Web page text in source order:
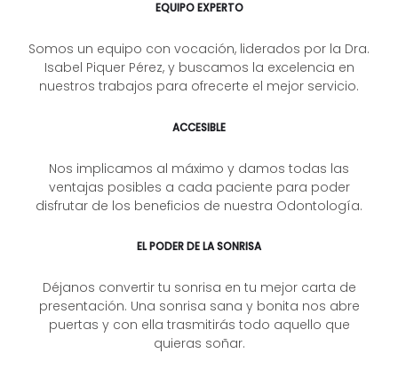
EQUIPO EXPERTO
Somos un equipo con vocación, liderados por la Dra.
Isabel Piquer Pérez, y buscamos la excelencia en
nuestros trabajos para ofrecerte el mejor servicio.
ACCESIBLE
Nos implicamos al máximo y damos todas las
ventajas posibles a cada paciente para poder
disfrutar de los beneficios de nuestra Odontología.
EL PODER DE LA SONRISA
Déjanos convertir tu sonrisa en tu mejor carta de
presentación. Una sonrisa sana y bonita nos abre
puertas y con ella trasmitirás todo aquello que
quieras soñar.